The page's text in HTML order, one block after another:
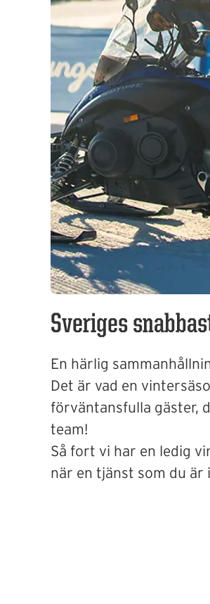
Sveriges
En härlig
Det är vad en
förväntansfulla gäster,
team!
Så fort vi har en ledig
när en tjänst som du är